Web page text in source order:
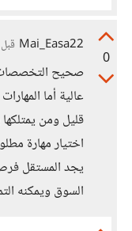
0
Mai_Easa22 قبل 10 أشهر
صحيح التخصصات
عالية أما
قليل ومن
اختيار مهارة
يجد المستقل
السوق ويمكنه